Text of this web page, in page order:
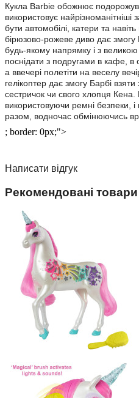
Кукла Barbie обожнює
використовує
бути автомобілі, катери та
бірюзово-рожеве диво дає змогу
будь-якому напрямку і з
поснідати з подругами в кафе, в
а ввечері полетіти на веселу
гелікоптер дає змогу Барбі
сестричок чи свого хлопця Кена.
використовуючи ремні безпеки,
разом, водночас обмінюючись
; border: 0px;">
Написати відгук
Рекомендовані товари